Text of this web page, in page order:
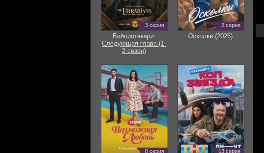
3 серия
Библиотекари:
Следующая глава (1-
2 сезон)
2 серия
Осколки (2026)
8 серия 13 серия